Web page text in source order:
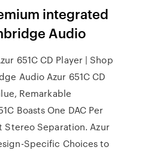
integrated
Audio
651C CD Player | Shop
Audio Azur 651C CD
Remarkable
Boasts One DAC Per
Stereo Separation. Azur
Specific Choices to